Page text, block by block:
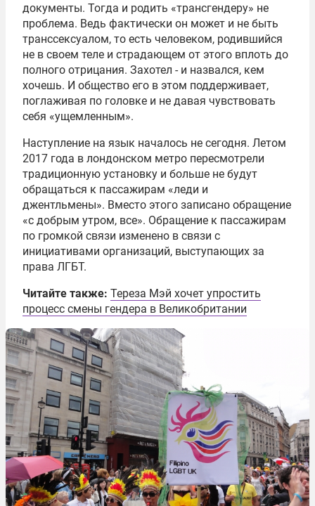
документы. Тогда и родить «трансгендеру» не
проблема. Ведь фактически он может и не быть
транссексуалом, то есть человеком, родившийся
не в своем теле и страдающем от этого вплоть до
полного отрицания. Захотел ‑ и назвался, кем
хочешь. И общество его в этом поддерживает,
поглаживая по головке и не давая чувствовать
себя «ущемленным».
Наступление на язык началось не сегодня. Летом
2017 года в лондонском метро пересмотрели
традиционную установку и больше не будут
обращаться к пассажирам «леди и
джентльмены». Вместо этого записано обращение
«с добрым утром, все». Обращение к пассажирам
по громкой связи изменено в связи с
инициативами организаций, выступающих за
права ЛГБТ.
Читайте также: Тереза Мэй хочет упростить
процесс смены гендера в Великобритании